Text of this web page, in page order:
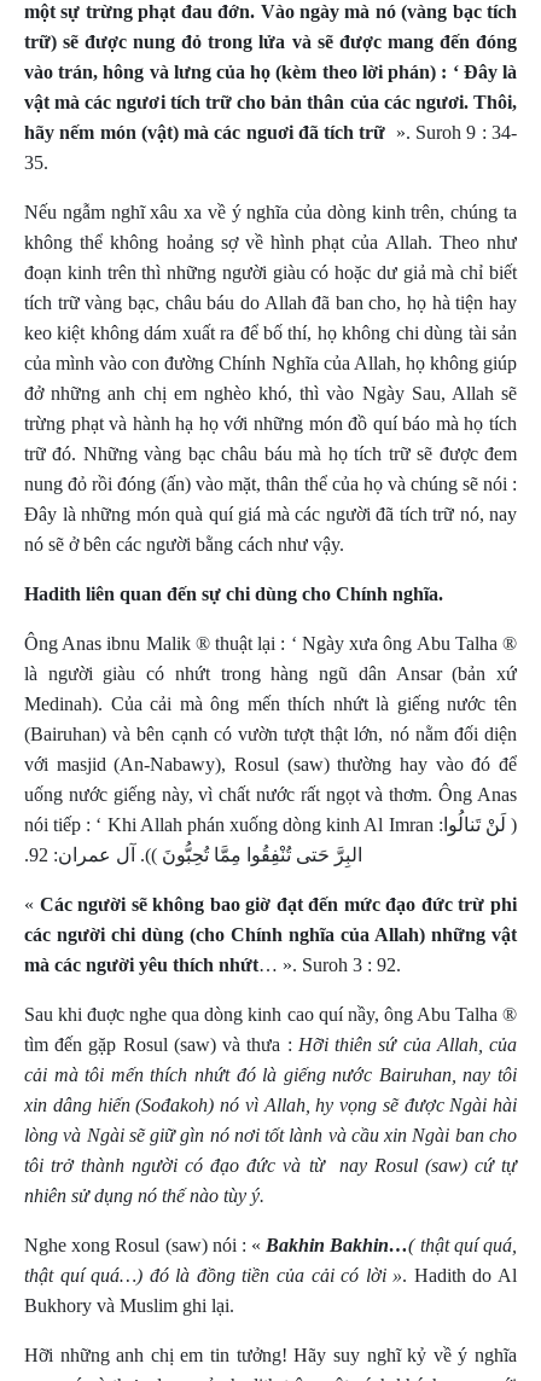
một sự trừng phạt đau đớn. Vào ngày mà nó (vàng bạc tích
trữ) sẽ được nung đỏ trong lửa và sẽ được mang đến đóng
vào trán, hông và lưng của họ (kèm theo lời phán) : ‘ Đây là
vật mà các ngươi tích trữ cho bản thân của các ngươi. Thôi,
hãy nếm món (vật) mà các nguơi đã tích trữ ». Suroh 9 : 34-
35.
Nếu ngẫm nghĩ xâu xa về ý nghĩa của dòng kinh trên, chúng ta
không thể không hoảng sợ về hình phạt của Allah. Theo như
đoạn kinh trên thì những người giàu có hoặc dư giả mà chỉ biết
tích trữ vàng bạc, châu báu do Allah đã ban cho, họ hà tiện hay
keo kiệt không dám xuất ra để bố thí, họ không chi dùng tài sản
của mình vào con đường Chính Nghĩa của Allah, họ không giúp
đở những anh chị em nghèo khó, thì vào Ngày Sau, Allah sẽ
trừng phạt và hành hạ họ với những món đồ quí báo mà họ tích
trữ đó. Những vàng bạc châu báu mà họ tích trữ sẽ được đem
nung đỏ rồi đóng (ấn) vào mặt, thân thể của họ và chúng sẽ nói :
Đây là những món quà quí giá mà các người đã tích trữ nó, nay
nó sẽ ở bên các người bằng cách như vậy.
Hadith liên quan đến sự chi dùng cho Chính nghĩa.
Ông Anas ibnu Malik ® thuật lại : ‘ Ngày xưaông Abu Talha ®
là người giàu có nhứt trong hàng ngũ dân Ansar (bản xứ
Medinah). Của cải mà ông mến thích nhứt là giếng nước tên
(Bairuhan) và bên cạnh có vườn tượt thật lớn, nó nằm đối diện
với masjid (An-Nabawy), Rosul (saw) thường hay vào đó để
uống nước giếng này, vì chất nước rất ngọt và thơm. Ông Anas
nói tiếp : ‘ Khi Allah phán xuống dòng kinh Al Imran : ( لَنْ تَنالُوا
البِرَّ حَتى تُنْفِقُوا مِمَّا تُحِبُّونَ )). آل عمران: 92.
« Các người sẽ không bao giờ đạt đến mức đạo đức trừ phi
các người chi dùng (cho Chính nghĩa của Allah) những vật
mà các người yêu thích nhứt… ». Suroh 3 : 92.
Sau khi đuợc nghe qua dòng kinh cao quí nầy, ông Abu Talha ®
tìm đến gặp Rosul (saw) và thưa : Hỡi thiên sứ của Allah, của
cải mà tôi mến thích nhứt đó là giếng nước Bairuhan, nay tôi
xin dâng hiến (Sođakoh) nó vì Allah, hy vọng sẽ được Ngài hài
lòng và Ngài sẽ giữ gìn nó nơi tốt lành và cầu xin Ngài ban cho
tôi trở thành người có đạo đức và từ
nay Rosul (saw) cứ tự
nhiên sử dụng nó thế nào tùy ý.
Nghe xong Rosul (saw) nói : « Bakhin Bakhin…( thật quí quá,
thật quí quá…) đó là đồng tiền của cải có lời ». Hadith do Al
Bukhory và Muslim ghi lại.
Hỡi những anh chị em tin tưởng! Hãy suy nghĩ kỷ về ý nghĩa